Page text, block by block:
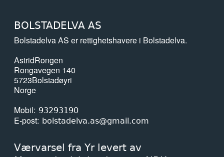
Tanaelva: Nesten all laks dør før de
kommer ut av elva
20. mai 2026
Naturvernforbundet i Stjørdal og
Meråker arrangerer naturgledetur på
Hellstranda
07. mai 2026
BOLSTADELVA AS
Bolstadelva AS er rettighetshavere i Bolstadelva.
AstridRongen
Rongavegen 140
5723Bolstadøyri
Norge
Mobil
93293190
E-post bolstadelva.as@gmail.com
Værvarsel fra Yr levert av